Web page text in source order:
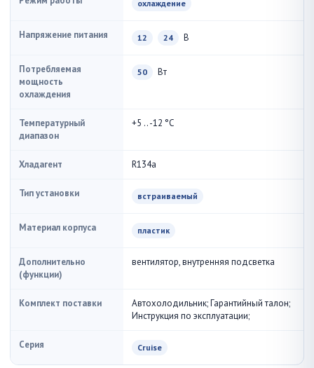
охлаждение
Напряжение питания 12 24 В
Потребляемая
мощность
охлаждения
50 Вт
Температурный
диапазон
+5 .. -12 °С
Хладагент R134a
Тип установки встраиваемый
Материал корпуса пластик
Дополнительно
(функции)
вентилятор, внутренняя подсветка
Комплект поставки
Автохолодильник; Гарантийный талон;
Инструкция по эксплуатации;
Серия Cruise